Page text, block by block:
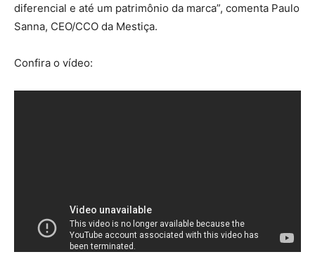
diferencial e até um patrimônio da marca”, comenta Paulo
Sanna, CEO/CCO da Mestiça.
Confira o vídeo: